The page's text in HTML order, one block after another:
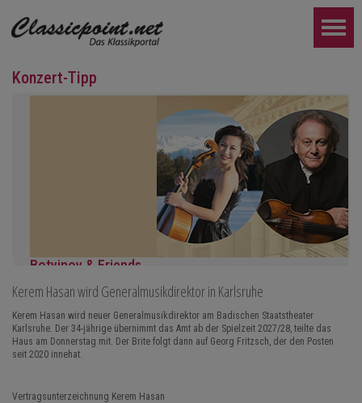
Konzert-Tipp
Botvinov & Friends
5. Oktober, Kleine Tonhalle, 19.30
Werke von Sergei Rachmaninoff, Robert Schumann und Astor
WEITER...
Kerem Hasan wird Generalmusikdirektor in Karlsruhe
Kerem Hasan wird neuer Generalmusikdirektor am Badischen Staatstheater
Karlsruhe. Der 34-jährige übernimmt das Amt ab der Spielzeit 2027/28, teilte das
Haus am Donnerstag mit. Der Brite folgt dann auf Georg Fritzsch, der den Posten
seit 2020 innehat.
Vertragsunterzeichnung Kerem Hasan